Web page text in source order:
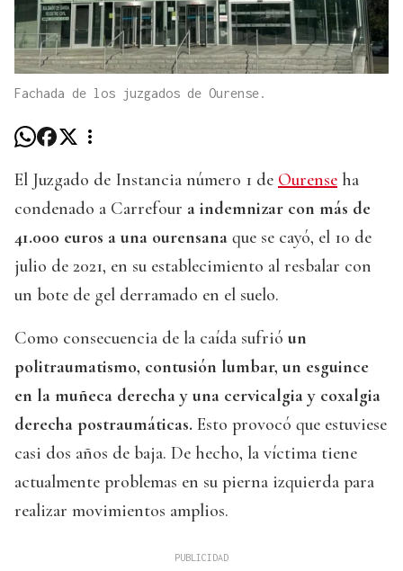
Fachada de los juzgados de Ourense.
El Juzgado de Instancia número 1 de Ourense ha
condenado a Carrefour a indemnizar con más de
41.000 euros a una ourensana que se cayó, el 10 de
julio de 2021, en su establecimiento al resbalar con
un bote de gel derramado en el suelo.
Como consecuencia de la caída sufrió un
politraumatismo, contusión lumbar, un esguince
en la muñeca derecha y una cervicalgia y coxalgia
derecha postraumáticas. Esto provocó que estuviese
casi dos años de baja. De hecho, la víctima tiene
actualmente problemas en su pierna izquierda para
realizar movimientos amplios.